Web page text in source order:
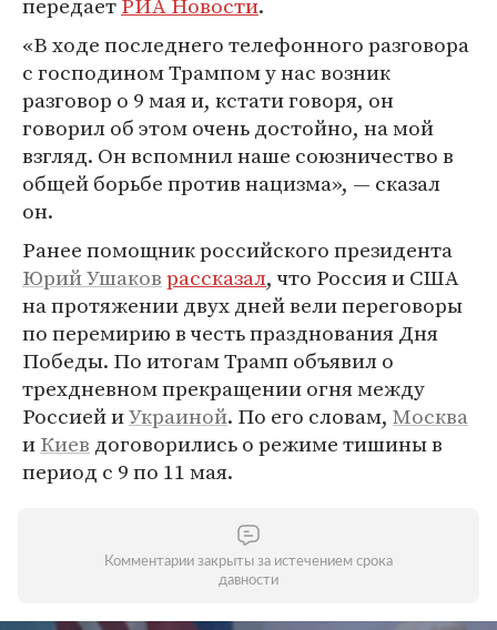
«В ходе последнего телефонного разговора
с господином Трампом у нас возник
разговор о 9 мая и, кстати говоря, он
говорил об этом очень достойно, на мой
взгляд. Он вспомнил наше союзничество в
общей борьбе против нацизма», — сказал
он.
Ранее помощник российского президента
Юрий Ушаковрассказал, что Россия и США
на протяжении двух дней вели переговоры
по перемирию в честь празднования Дня
Победы. По итогам Трамп объявил о
трехдневном прекращении огня между
Россией иУкраиной. По его словам, Москва
иКиев договорились о режиме тишины в
период с 9 по 11 мая.
Комментарии закрыты за истечением срока
давности